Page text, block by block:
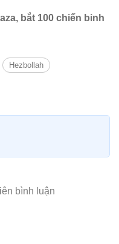
bắt 100 chiến binh
Hezbollah